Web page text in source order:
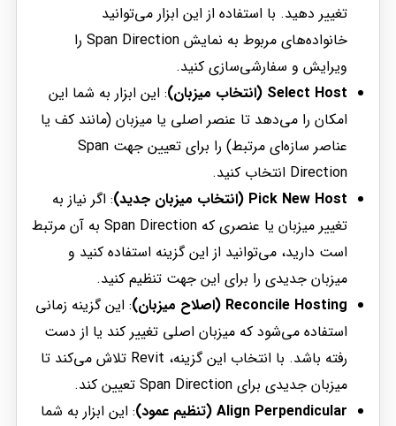
تغییر دهید. با استفاده از این ابزار می‌توانید
خانواده‌های مربوط به نمایش Span Direction را
ویرایش و سفارشی‌سازی کنید.
Select Host (انتخاب میزبان)
: این ابزار به شما این
امکان را می‌دهد تا عنصر اصلی یا میزبان (مانند کف یا
عناصر سازه‌ای مرتبط) را برای تعیین جهت Span
Direction انتخاب کنید.
Pick New Host (انتخاب میزبان جدید)
: اگر نیاز به
تغییر میزبان یا عنصری که Span Direction به آن مرتبط
است دارید، می‌توانید از این گزینه استفاده کنید و
میزبان جدیدی را برای این جهت تنظیم کنید.
Reconcile Hosting (اصلاح میزبان)
: این گزینه زمانی
استفاده می‌شود که میزبان اصلی تغییر کند یا از دست
رفته باشد. با انتخاب این گزینه، Revit تلاش می‌کند تا
میزبان جدیدی برای Span Direction تعیین کند.
Align Perpendicular (تنظیم عمود)
: این ابزار به شما